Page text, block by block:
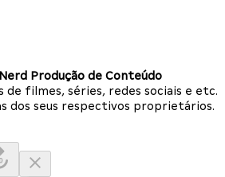
Produção de Conteúdo
de filmes, séries, redes sociais e etc.
dos seus respectivos proprietários.